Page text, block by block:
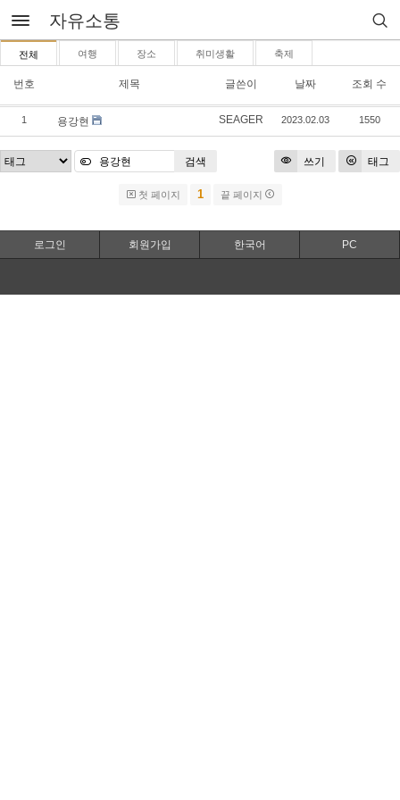
자유소통
전체 여행 장소 취미생활 축제
번호 제목 글쓴이 날짜 조회 수
1 용강현 SEAGER 2023.02.03 1550
쓰기 태그
검색
첫 페이지 1 끝 페이지
로그인 회원가입 한국어 PC